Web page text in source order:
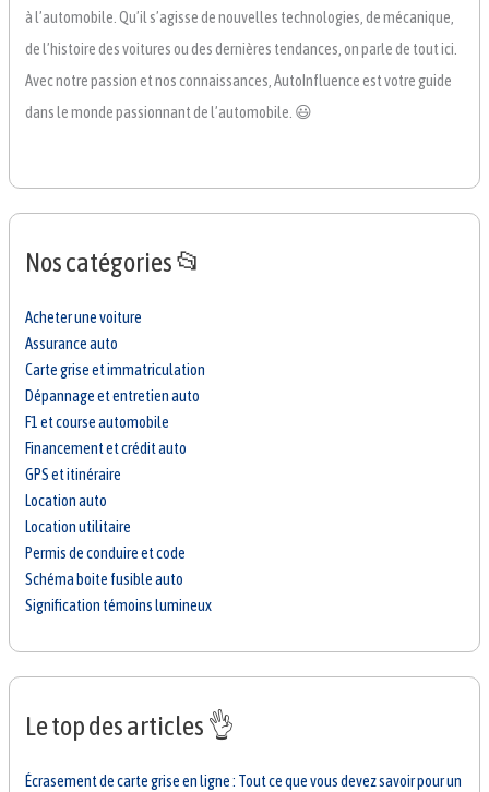
à l’automobile. Qu’il s’agisse de nouvelles technologies, de mécanique,
de l’histoire des voitures ou des dernières tendances, on parle de tout ici.
Avec notre passion et nos connaissances, AutoInfluence est votre guide
dans le monde passionnant de l’automobile. 😃
Nos catégories 📂
Acheter une voiture
Assurance auto
Carte grise et immatriculation
Dépannage et entretien auto
F1 et course automobile
Financement et crédit auto
GPS et itinéraire
Location auto
Location utilitaire
Permis de conduire et code
Schéma boite fusible auto
Signification témoins lumineux
Le top des articles 👌
Écrasement de carte grise en ligne : Tout ce que vous devez savoir pour un